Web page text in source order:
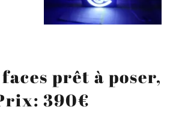
prêt à poser,
390€